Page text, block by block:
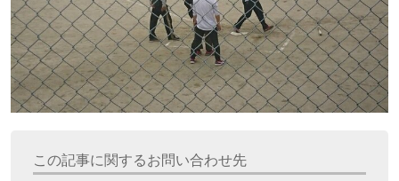
この記事に関するお問い合わせ先